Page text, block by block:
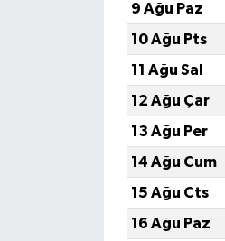
9 Ağu Paz
10 Ağu Pts
11 Ağu Sal
12 Ağu Çar
13 Ağu Per
14 Ağu Cum
15 Ağu Cts
16 Ağu Paz